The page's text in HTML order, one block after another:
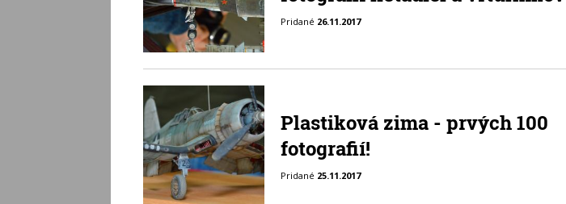
Pridané 26.11.2017
Plastiková zima - prvých 100
fotografií!
Pridané 25.11.2017